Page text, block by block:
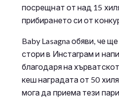
посрещнат от над 15
прибирането си от
Baby Lasagna обяви, че
стори в Инстаграм и
благодаря на
кеш наградата от 50
мога да приема тези